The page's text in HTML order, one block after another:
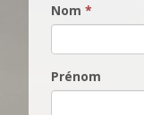
Nom*
Prénom